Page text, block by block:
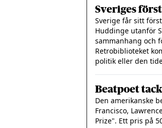
Sveriges
Sverige får sitt
Huddinge utanför
sammanhang och
Retrobiblioteket
politik eller den
Beatpoet
Den amerikanske
Francisco,
Prize". Ett pris på